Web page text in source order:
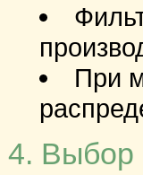
При
4. Выбор